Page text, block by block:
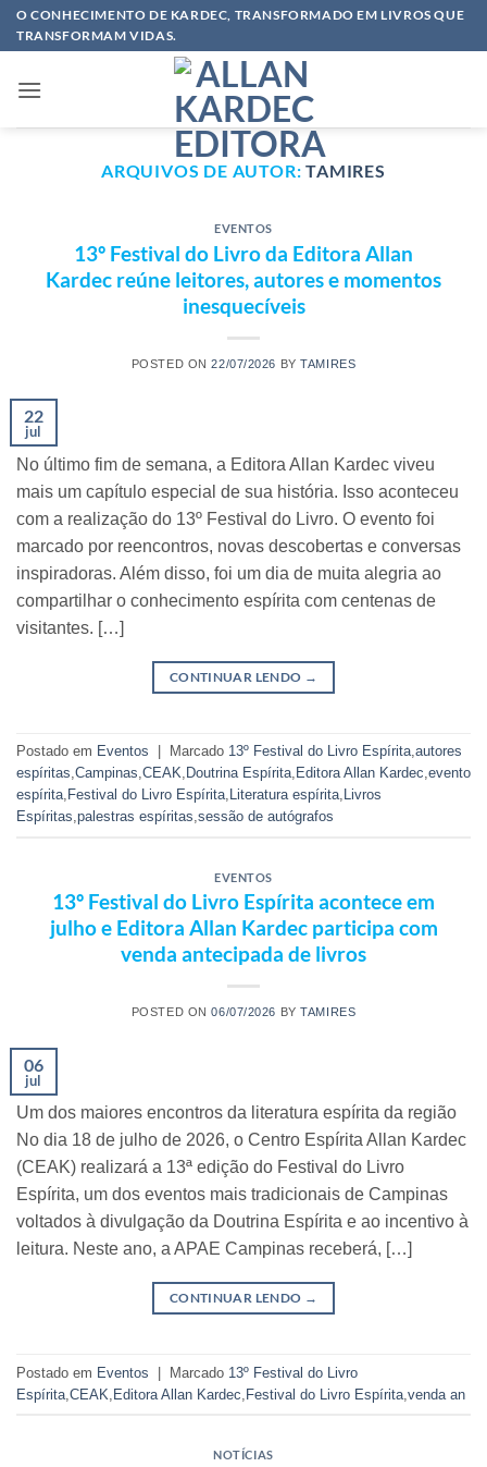
SkipO CONHECIMENTO DE KARDEC, TRANSFORMADO EM LIVROS QUE
TRANSFORMAM VIDAS.
ARQUIVOS DE AUTOR:TAMIRES
EVENTOS
13º Festival do Livro da Editora Allan
Kardec reúne leitores, autores e momentos
inesquecíveis
POSTED ON22/07/2026 BYTAMIRES
22
jul
No último fim de semana, a Editora Allan Kardec viveu
mais um capítulo especial de sua história. Isso aconteceu
com a realização do 13º Festival do Livro. O evento foi
marcado por reencontros, novas descobertas e conversas
inspiradoras. Além disso, foi um dia de muita alegria ao
compartilhar o conhecimento espírita com centenas de
visitantes. […]
CONTINUAR LENDO →
Postado em Eventos Marcado 13º Festival do Livro Espírita autores
espíritas Campinas CEAK Doutrina Espírita Editora Allan Kardec evento
espírita Festival do Livro Espírita Literatura espírita
Livros
Espíritas palestras espíritas sessão de autógrafos
EVENTOS
13º Festival do Livro Espírita acontece em
julho e Editora Allan Kardec participa com
venda antecipada de livros
POSTED ON06/07/2026 BYTAMIRES
06
jul
Um dos maiores encontros da literatura espírita da região
No dia 18 de julho de 2026, o Centro Espírita Allan Kardec
(CEAK) realizará a 13ª edição do Festival do Livro
Espírita, um dos eventos mais tradicionais de Campinas
voltados à divulgação da Doutrina Espírita e ao incentivo à
leitura. Neste ano, a APAE Campinas receberá, […]
CONTINUAR LENDO →
Postado em Eventos | Marcado 13º Festival do Livro
Espírita CEAK Editora Allan Kardec Festival do Livro Espírita venda an
NOTÍCIAS